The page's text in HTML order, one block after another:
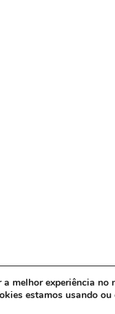
melhor experiência no
estamos usando